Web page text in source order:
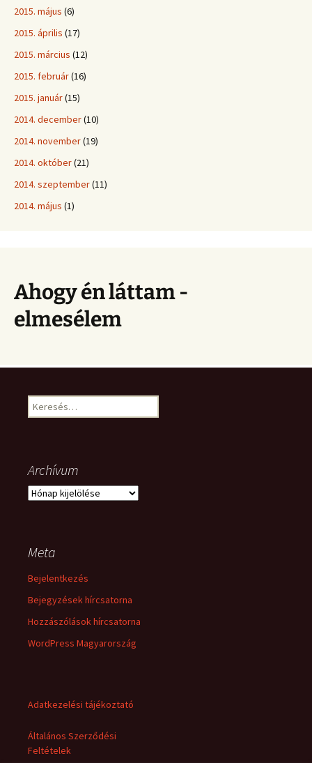
2015. május (6)
2015. április (17)
2015. március (12)
2015. február(16)
2015. január(15)
2014. december(10)
2014. november(19)
2014. október(21)
2014. szeptember(11)
2014. május (1)
Ahogy én láttam -
elmesélem
Keresés:
Archívum
Archívum
Meta
Bejelentkezés
Bejegyzések hírcsatorna
Hozzászólások hírcsatorna
WordPress Magyarország
Adatkezelési tájékoztató
Általános Szerződési
Feltételek